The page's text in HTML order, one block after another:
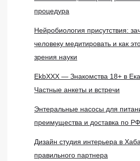
процедура
Нейробиология присутствия:
человеку медитировать и как
зрения науки
EkbXXX — Знакомства 18+ в
Частные анкеты и встречи
Энтеральные насосы для
преимущества и доставка по РФ
Дизайн студия интерьера в
правильного партнера